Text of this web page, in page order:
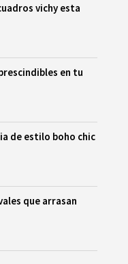
vichy esta
en tu
de estilo boho chic
que arrasan